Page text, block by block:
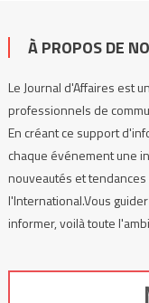
À PROPOS DE
Le Journal d'Affaires est
professionnels de
En créant ce support
chaque événement une
nouveautés et
l'International.Vous
informer, voilà toute